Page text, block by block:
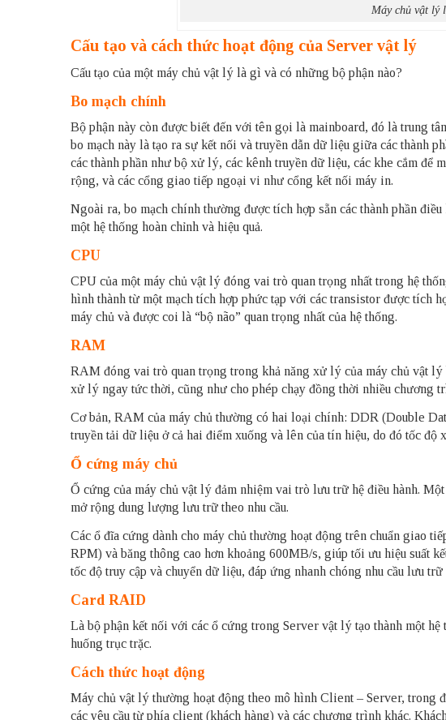
Máy chủ vật lý
Cấu tạo và cách thức hoạt động của Server vật lý
Cấu tạo của một máy chủ vật lý là gì và có những bộ phận nào?
Bo mạch chính
Bộ phận này còn được biết đến với tên gọi là mainboard, đó là trung
bo mạch này là tạo ra sự kết nối và truyền dẫn dữ liệu giữa các thành
các thành phần như bộ xử lý, các kênh truyền dữ liệu, các khe cắm để
rộng, và các cổng giao tiếp ngoại vi như cổng kết nối máy in.
Ngoài ra, bo mạch chính thường được tích hợp sẵn các thành phần
một hệ thống hoàn chỉnh và hiệu quả.
CPU
CPU của một máy chủ vật lý đóng vai trò quan trọng nhất trong hệ
hình thành từ một mạch tích hợp phức tạp với các transistor được tích
máy chủ và được coi là “bộ não” quan trọng nhất của hệ thống.
RAM
RAM đóng vai trò quan trọng trong khả năng xử lý của máy chủ vật
xử lý ngay tức thời, cũng như cho phép chạy đồng thời nhiều chương
Cơ bản, RAM của máy chủ thường có hai loại chính: DDR (Double
truyền tải dữ liệu ở cả hai điểm xuống và lên của tín hiệu, do đó tốc độ
Ổ cứng máy chủ
Ổ cứng của máy chủ vật lý đảm nhiệm vai trò lưu trữ hệ điều hành.
mở rộng dung lượng lưu trữ theo nhu cầu.
Các ổ đĩa cứng dành cho máy chủ thường hoạt động trên chuẩn giao
RPM) và băng thông cao hơn khoảng 600MB/s, giúp tối ưu hiệu suất
tốc độ truy cập và chuyển dữ liệu, đáp ứng nhanh chóng nhu cầu lưu
Card RAID
Là bộ phận kết nối với các ổ cứng trong Server vật lý tạo thành một
huống trục trặc.
Cách thức hoạt động
Máy chủ vật lý thường hoạt động theo mô hình Client – Server, trong
các yêu cầu từ phía client (khách hàng) và các chương trình khác.